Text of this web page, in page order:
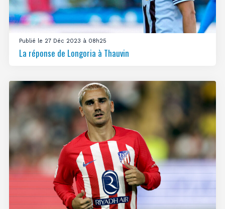
Publié le 27 Déc 2023 à 08h25
La réponse de Longoria à Thauvin